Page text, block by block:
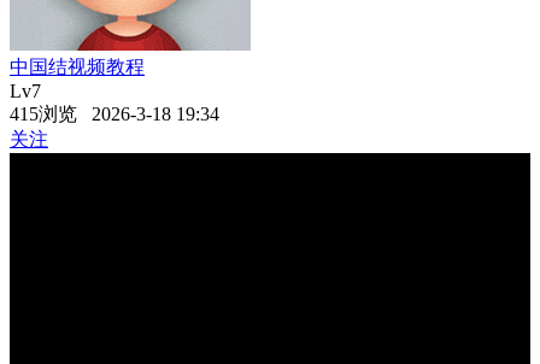
中国结视频教程
Lv7
415浏览 2026-3-18 19:34
关注